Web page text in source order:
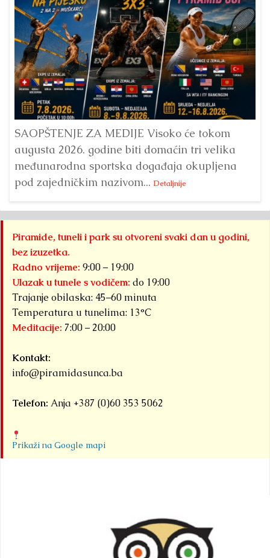
SAOPŠTENJE ZA MEDIJE Visoko će tokom
augusta 2026. godine biti domaćin tri velika
međunarodna sportska događaja okupljena
pod zajedničkim nazivom... Detaljnije
Piramide, tuneli i park su otvoreni svaki dan u godini,
bez izuzetka.
Radno vrijeme: 9:00 – 19:00
Ulazak u tunele s vodičem: do 19:00
Trajanje obilaska: 45–60 minuta
Temperatura u tunelima: 13°C
Meditacije: 7:00 – 20:00
Kontakt:
info@piramidasunca.ba
Telefon: Anja +387 (0)60 353 5062
Prikaži na Google mapi